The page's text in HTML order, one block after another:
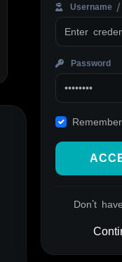
Username
Password
Don't